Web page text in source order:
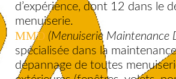
d’expérience, dont 12 dans le
menuiserie.
MMD (Menuiserie Maintenance
spécialisée dans la
dépannage de toutes